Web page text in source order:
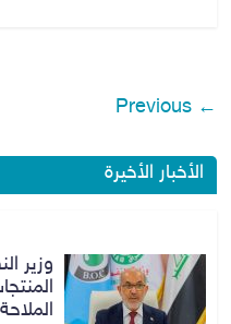
← Previous
الأخبار الأخيرة
محمد
المالي